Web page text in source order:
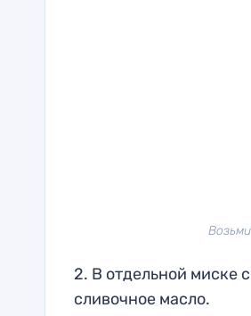
2. В отдельной миске
сливочное масло.